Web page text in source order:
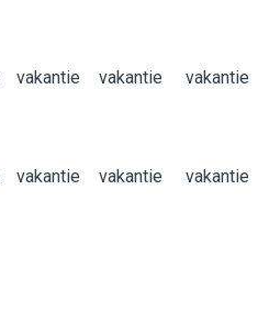
vakantie vakantie vakantie
vakantie vakantie vakantie